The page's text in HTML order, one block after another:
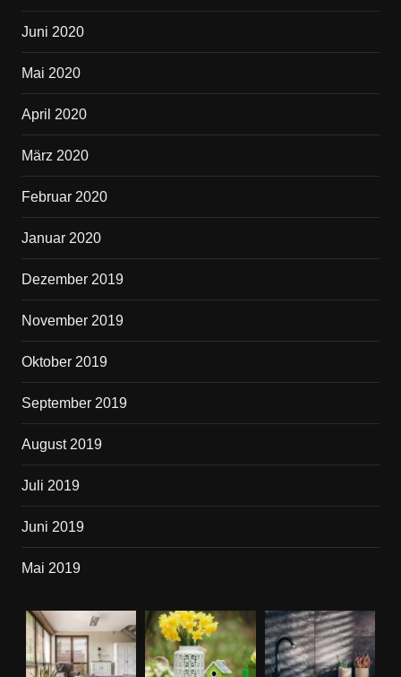
Juni 2020
Mai 2020
April 2020
März 2020
Februar 2020
Januar 2020
Dezember 2019
November 2019
Oktober 2019
September 2019
August 2019
Juli 2019
Juni 2019
Mai 2019